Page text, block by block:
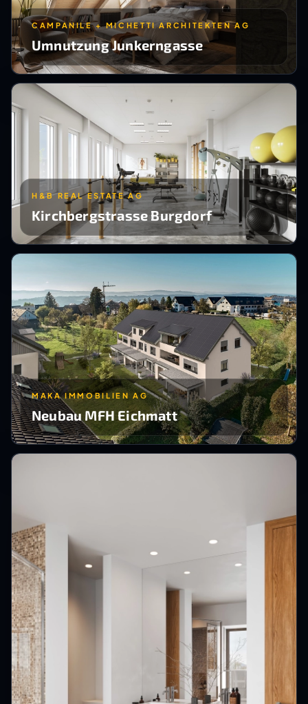
CAMPANILE + MICHETTI ARCHITEKTEN AG
Umnutzung Junkerngasse
H&B REAL ESTATE AG
Kirchbergstrasse Burgdorf
MAKA IMMOBILIEN AG
Neubau MFH Eichmatt